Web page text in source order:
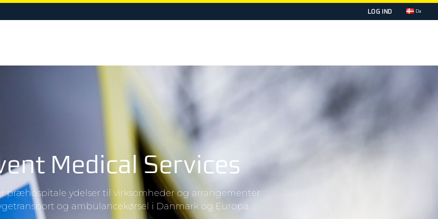
LOG IND Da
Medical Services
præhospitale ydelser til virksomheder og arrangementer
og ambulancekørsel i Danmark og Europa.